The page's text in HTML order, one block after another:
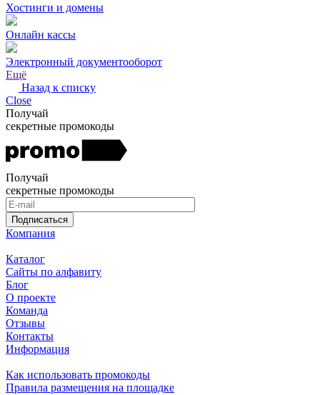
Хостинги и домены
Онлайн кассы
Электронный документооборот
Ещё
Назад к списку
Close
Получай
секретные промокоды
Получай
секретные промокоды
Подписаться
Компания
Каталог
Сайты по алфавиту
Блог
О проекте
Команда
Отзывы
Контакты
Информация
Как использовать промокоды
Правила размещения на площадке